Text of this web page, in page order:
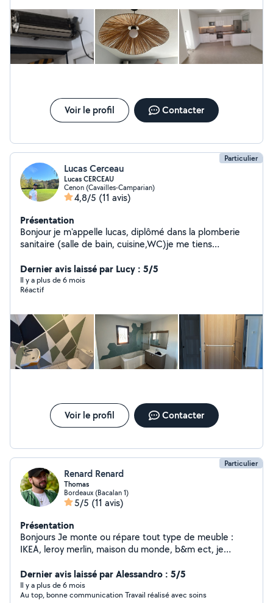
Voir le profil Contacter
Particulier
Lucas Cerceau
Lucas CERCEAU
Cenon (Cavailles-Camparian)
4,8/5 (11 avis)
Présentation
Bonjour je m'appelle lucas, diplômé dans la plomberie
sanitaire (salle de bain, cuisine,WC)je me tiens
m'intéresse énormément à d'autre branche dans le
bâtiment tel que le carrelage, la peinture, l'électricité et
le Placo ! N'hésitez pas à me solliciter si vous avez la
répondre, et à effectuer mes meilleurs prestations chez
vous ! À très vite, Lucas.
Dernier avis laissé par Lucy : 5/5
Il y a plus de 6 mois
Réactif
Voir le profil Contacter
Particulier
Renard Renard
Thomas
Bordeaux (Bacalan 1)
5/5 (11 avis)
Présentation
Bonjours Je monte ou répare tout type de meuble :
IKEA, leroy merlin, maison du monde, b&m ect, je
pour faire de la mécanique auto, changement de
plaquette, vidange, biellettes de direction ect.. je peux
aussi aider pour les déménagement, travaux de btp, ect
Dernier avis laissé par Alessandro : 5/5
Il y a plus de 6 mois
Au top, bonne communication Travail réalisé avec soins